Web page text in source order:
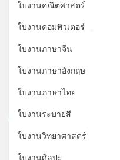
ใบงานคณิตศาสตร์
ใบงานคอมพิวเตอร์
ใบงานภาษาจีน
ใบงานภาษาอังกฤษ
ใบงานภาษาไทย
ใบงานระบายสี
ใบงานวิทยาศาสตร์